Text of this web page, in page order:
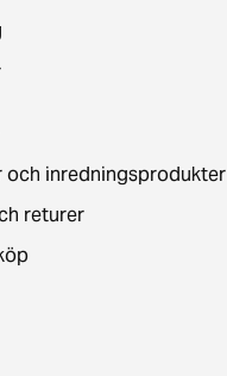
och inredningsprodukter
returer